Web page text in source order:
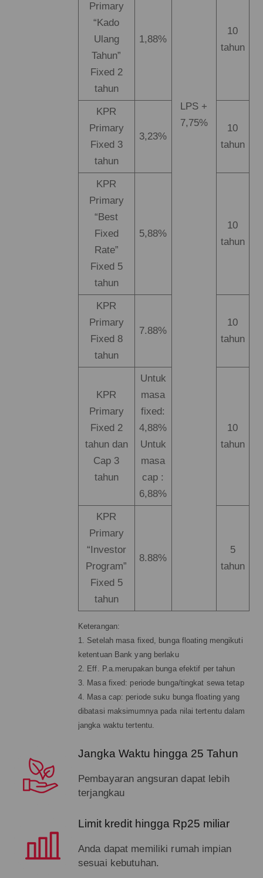
LPS +
7,75%
Primary
“Kado
Ulang
Tahun”
Fixed 2
tahun
1,88%
10
tahun
KPR
Primary
Fixed 3
tahun
3,23%
10
tahun
KPR
Primary
“Best
Fixed
Rate”
Fixed 5
tahun
5,88%
10
tahun
KPR
Primary
Fixed 8
tahun
7.88%
10
tahun
KPR
Primary
Fixed 2
tahun dan
Cap 3
tahun
Untuk
masa
fixed:
4,88%
Untuk
masa
cap :
6,88%
10
tahun
KPR
Primary
“Investor
Program”
Fixed 5
tahun
8.88%
5
tahun
Keterangan:
1. Setelah masa fixed, bunga floating mengikuti
ketentuan Bank yang berlaku
2. Eff. P.a.merupakan bunga efektif per tahun
3. Masa fixed: periode bunga/tingkat sewa tetap
4. Masa cap: periode suku bunga floating yang
dibatasi maksimumnya pada nilai tertentu dalam
jangka waktu tertentu.
Jangka Waktu hingga 25 Tahun
Pembayaran angsuran dapat lebih
terjangkau
Limit kredit hingga Rp25 miliar
Anda dapat memiliki rumah impian
sesuai kebutuhan.